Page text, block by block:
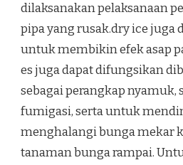
dilaksanakan pelaksanaan
pipa yang rusak.dry ice juga
untuk membikin efek asap
es juga dapat difungsikan
sebagai perangkap nyamuk,
fumigasi, serta untuk
menghalangi bunga mekar
tanaman bunga rampai.